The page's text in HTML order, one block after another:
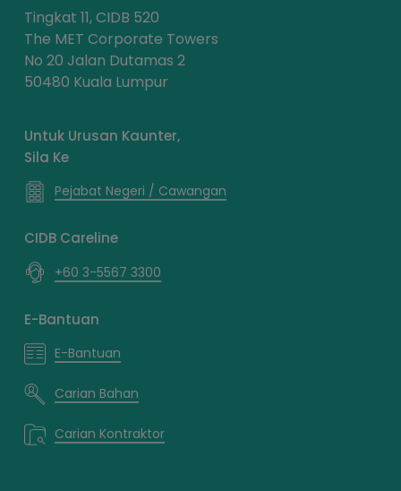
Tingkat 11, CIDB 520
The MET Corporate Towers
No 20 Jalan Dutamas 2
50480 Kuala Lumpur
Untuk Urusan Kaunter,
Sila Ke
Pejabat Negeri / Cawangan
CIDB Careline
+60 3-5567 3300
E-Bantuan
E-Bantuan
Carian Bahan
Carian Kontraktor